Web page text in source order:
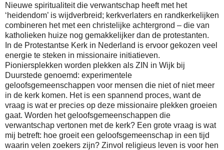
Nieuwe spiritualiteit die verwantschap heeft met het
‘heidendom’ is wijdverbreid; kerkverlaters en randkerkelijken
combineren het met een christelijke achtergrond – die van
katholieken huize nog gemakkelijker dan de protestanten.
In de Protestantse Kerk in Nederland is ervoor gekozen veel
energie te steken in missionaire initiatieven.
Pioniersplekken worden plekken als ZIN in Wijk bij
Duurstede genoemd: experimentele
geloofsgemeenschappen voor mensen die niet of niet meer
in de kerk komen. Het is een spannend proces, want de
vraag is wat er precies op deze missionaire plekken groeien
gaat. Worden het geloofsgemeenschappen die
verwantschap vertonen met de kerk? Een grote vraag is wat
mij betreft: hoe groeit een geloofsgemeenschap in een tijd
waarin velen zoekers zijn? Zinvol religieus leven is voor hen